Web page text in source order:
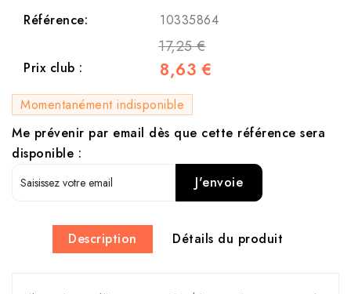
Référence: 10335864
17,25 €
Prix club : 8,63 €
Momentanément indisponible
Me prévenir par email dès que cette référence sera
disponible :
J'envoie
Description Détails du produit